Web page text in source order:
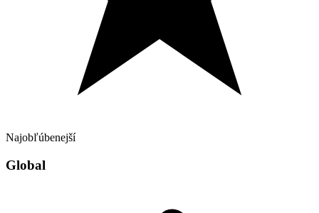
Najobľúbenejší
Global